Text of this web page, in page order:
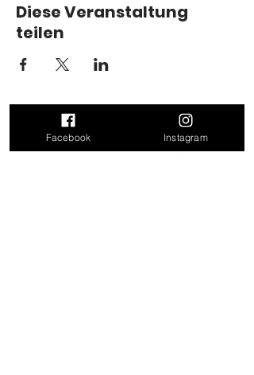
Diese Veranstaltung
teilen
Facebook Instagram